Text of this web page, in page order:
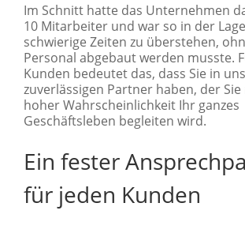
Im Schnitt hatte das Unternehmen
10 Mitarbeiter und war so in der
schwierige Zeiten zu überstehen,
Personal abgebaut werden musste.
Kunden bedeutet das, dass Sie in
zuverlässigen Partner haben, der
hoher Wahrscheinlichkeit Ihr ganzes
Geschäftsleben begleiten wird.
Ein fester
für jeden Kunden